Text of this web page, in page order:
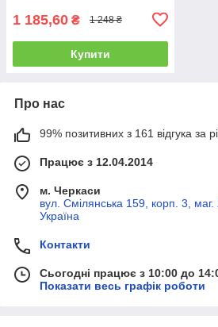
1 185,60 ₴ 1 248 ₴
Купити
Про нас
99% позитивних з 161 відгука за
Працює з 12.04.2014
м. Черкаси
вул. Смілянська 159, корп. 3,
Україна
Контакти
Сьогодні працює з 10:00 до
Показати весь графік роботи